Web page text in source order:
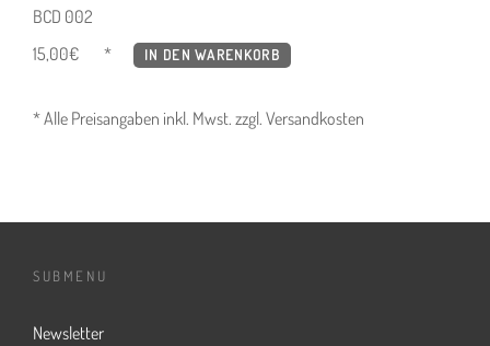
BCD 002
15,00€ IN DEN WARENKORB
* Alle Preisangaben inkl. Mwst. zzgl. Versandkosten
SUBMENU
Newsletter